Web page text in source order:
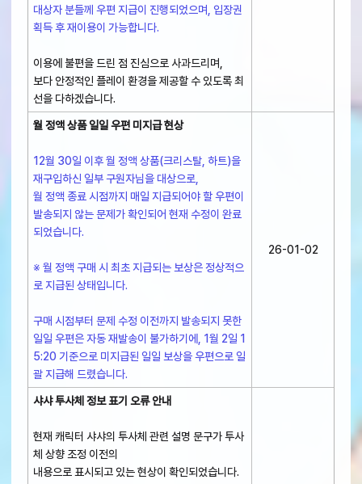
대상자 분들께 우편 지급이 진행되었으며, 입장권
획득 후 재이용이 가능합니다.
이용에 불편을 드린 점 진심으로 사과드리며,
보다 안정적인 플레이 환경을 제공할 수 있도록 최
선을 다하겠습니다.
월 정액 상품 일일 우편 미지급 현상
12월 30일 이후 월 정액 상품(크리스탈, 하트)을
재구입하신 일부 구원자님을 대상으로,
월 정액 종료 시점까지 매일 지급되어야 할 우편이
발송되지 않는 문제가 확인되어 현재 수정이 완료
되었습니다.
※ 월 정액 구매 시 최초 지급되는 보상은 정상적으
로 지급된 상태입니다.
구매 시점부터 문제 수정 이전까지 발송되지 못한
일일 우편은 자동 재발송이 불가하기에, 1월 2일 1
5:20 기준으로 미지급된 일일 보상을 우편으로 일
괄 지급해 드렸습니다.
26-01-02
샤샤 투사체 정보 표기 오류 안내
현재 캐릭터 샤샤의 투사체 관련 설명 문구가 투사
체 상향 조정 이전의
내용으로 표시되고 있는 현상이 확인되었습니다.